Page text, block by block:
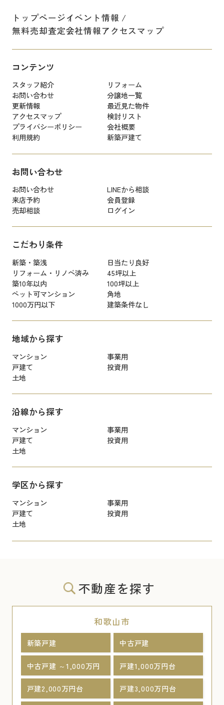
トップページイベント情報
無料売却査定会社情報アクセスマップ
コンテンツ
スタッフ紹介
リフォーム
お問い合わせ
分譲地一覧
更新情報
最近見た物件
アクセスマップ
検討リスト
プライバシーポリシー
会社概要
利用規約
新築戸建て
お問い合わせ
お問い合わせ
LINEから相談
来店予約
会員登録
売却相談
ログイン
こだわり条件
新築・築浅
日当たり良好
リフォーム・リノベ済み
45坪以上
築10年以内
100坪以上
ペット可マンション
角地
1000万円以下
建築条件なし
地域から探す
マンション
事業用
戸建て
投資用
土地
沿線から探す
マンション
事業用
戸建て
投資用
土地
学区から探す
マンション
事業用
戸建て
投資用
土地
不動産を探す
和歌山市
新築戸建 中古戸建
中古戸建 ～1,000万円 戸建1,000万円台
戸建2,000万円台 戸建3,000万円台